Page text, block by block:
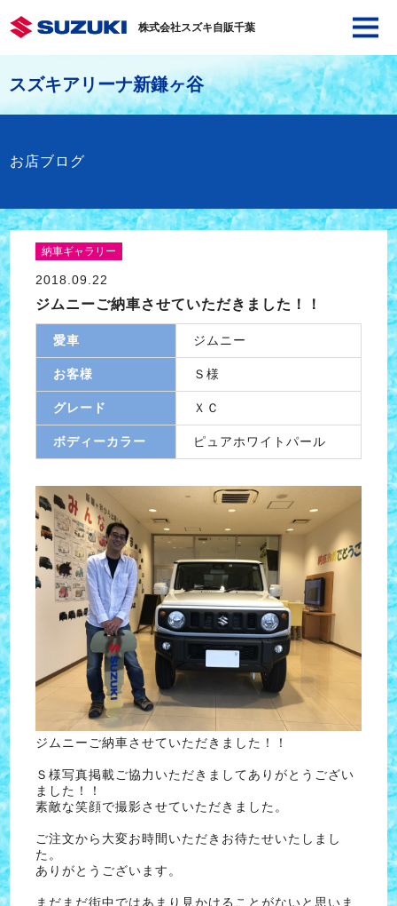
株式会社スズキ自販千葉
スズキアリーナ新鎌ヶ谷
お店ブログ
納車ギャラリー
2018.09.22
ジムニーご納車させていただきました！！
愛車 ジムニー
お客様 Ｓ様
グレード ＸＣ
ボディーカラー ピュアホワイトパール
ジムニーご納車させていただきました！！
Ｓ様写真掲載ご協力いただきましてありがとうござい
ました！！
素敵な笑顔で撮影させていただきました。
ご注文から大変お時間いただきお待たせいたしまし
た。
ありがとうございます。
まだまだ街中ではあまり見かけることがないと思いま